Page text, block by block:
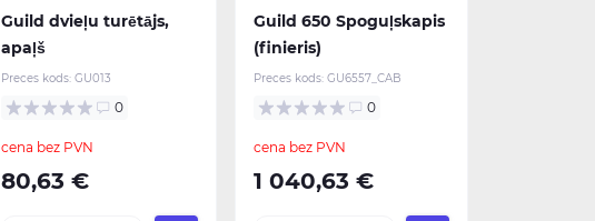
Guild dvieļu turētājs,
apaļš
Preces kods:GU013
0
cena bez PVN
80,63 €
Guild 650 Spoguļskapis
(finieris)
Preces kods: GU6557_CAB
0
cena bez PVN
1 040,63 €